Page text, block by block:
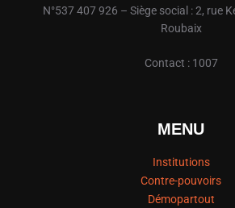
N°537 407 926 – Siège social : 2, rue
Roubaix
Contact : 1007
MENU
Institutions
Contre-pouvoirs
Démopartout